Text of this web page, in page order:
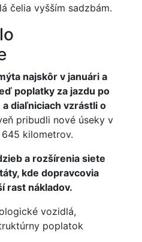
čelia vyšším sadzbám.
najskôr v januári a
poplatky za jazdu po
diaľniciach vzrástli o
pribudli nové úseky v
kilometrov.
a rozšírenia siete
kde dopravcovia
rast nákladov.
vozidlá,
poplatok